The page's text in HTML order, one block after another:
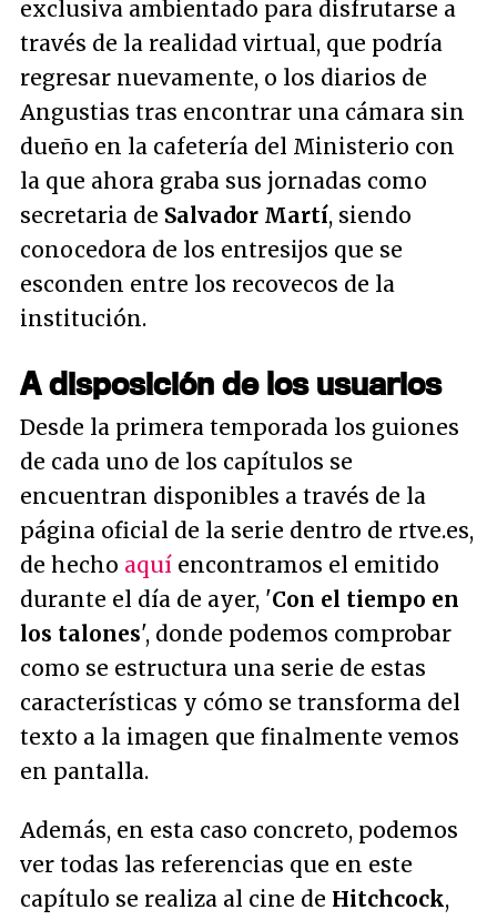
exclusiva ambientado para disfrutarse a
través de la realidad virtual, que podría
regresar nuevamente, o los diarios de
Angustias tras encontrar una cámara sin
dueño en la cafetería del Ministerio con
la que ahora graba sus jornadas como
secretaria de Salvador Martí, siendo
conocedora de los entresijos que se
esconden entre los recovecos de la
institución.
A disposición de los usuarios
Desde la primera temporada los guiones
de cada uno de los capítulos se
encuentran disponibles a través de la
página oficial de la serie dentro de rtve.es,
de hecho aquí encontramos el emitido
durante el día de ayer, 'Con el tiempo en
los talones', donde podemos comprobar
como se estructura una serie de estas
características y cómo se transforma del
texto a la imagen que finalmente vemos
en pantalla.
Además, en esta caso concreto, podemos
ver todas las referencias que en este
capítulo se realiza al cine de Hitchcock,